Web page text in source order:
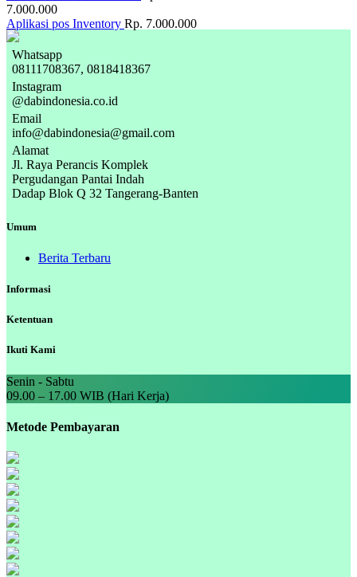
7.000.000
Aplikasi pos Inventory Rp. 7.000.000
Whatsapp
08111708367, 0818418367
Instagram
@dabindonesia.co.id
Email
info@dabindonesia@gmail.com
Alamat
Jl. Raya Perancis Komplek
Pergudangan Pantai Indah
Dadap Blok Q 32 Tangerang-Banten
Umum
Berita Terbaru
Informasi
Ketentuan
Ikuti Kami
Senin - Sabtu
09.00 – 17.00 WIB (Hari Kerja)
Metode Pembayaran